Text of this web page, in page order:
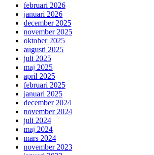
februari 2026
januari 2026
december 2025
november 2025
oktober 2025
augusti 2025
juli 2025
maj 2025
april 2025
februari 2025
januari 2025
december 2024
november 2024
juli 2024
maj 2024
mars 2024
november 2023